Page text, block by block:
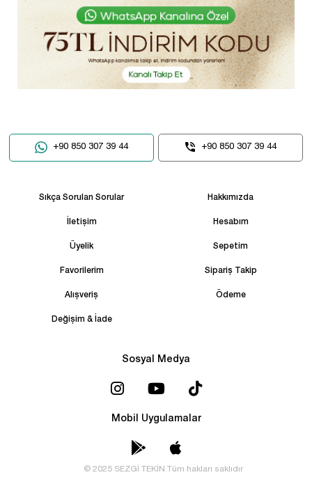
+90 850 307 39 44 +90 850 307 39 44
Sıkça Sorulan Sorular Hakkımızda
İletişim Hesabım
Üyelik Sepetim
Favorilerim Sipariş Takip
Alışveriş Ödeme
Değişim & İade
Sosyal Medya
Mobil Uygulamalar
© 2025 SEZGİ TEKİN Tüm hakları saklıdır